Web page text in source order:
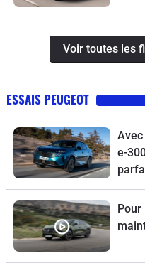
Voir toutes les
ESSAIS PEUGEOT
e-
Pour